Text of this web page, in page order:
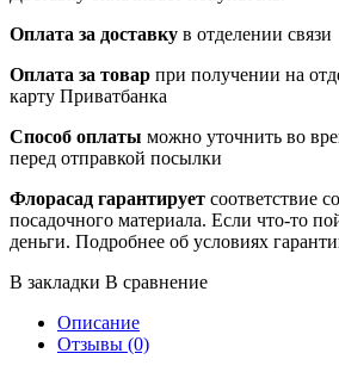
Оплата за доставку в отделении связи
Оплата за товар при получении на
карту Приватбанка
Способ оплаты можно уточнить во
перед отправкой посылки
Флорасад гарантирует соответствие
посадочного материала. Если что-то
деньги. Подробнее об условиях
В закладки В сравнение
Описание
Отзывы (0)